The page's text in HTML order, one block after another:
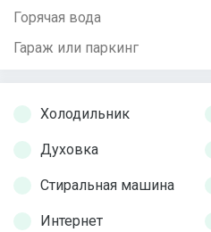
Горячая вода
Гараж или паркинг
Холодильник
Духовка
Стиральная машина
Интернет